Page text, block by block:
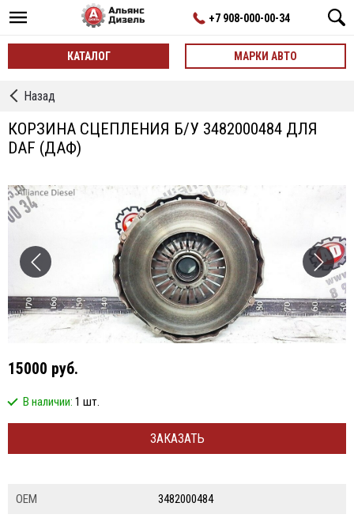
+7 908-000-00-34
КАТАЛОГ МАРКИ АВТО
←
Сцепления
Назад
КОРЗИНА СЦЕПЛЕНИЯ Б/У 3482000484 ДЛЯ
DAF (ДАФ)
15000 руб.
В наличии: 1 шт.
ЗАКАЗАТЬ
ОЕМ 3482000484